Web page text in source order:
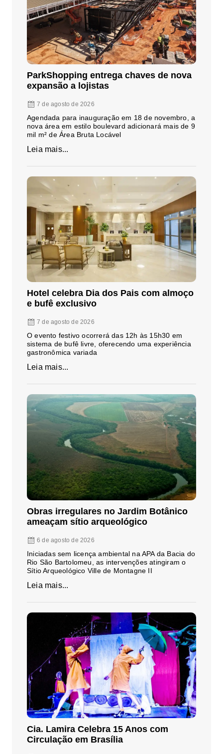
ParkShopping entrega chaves de nova
expansão a lojistas
7 de agosto de 2026
Agendada para inauguração em 18 de novembro, a
nova área em estilo boulevard adicionará mais de 9
mil m² de Área Bruta Locável
Leia mais...
Hotel celebra Dia dos Pais com almoço
e bufê exclusivo
7 de agosto de 2026
O evento festivo ocorrerá das 12h às 15h30 em
sistema de bufê livre, oferecendo uma experiência
gastronômica variada
Leia mais...
Obras irregulares no Jardim Botânico
ameaçam sítio arqueológico
6 de agosto de 2026
Iniciadas sem licença ambiental na APA da Bacia do
Rio São Bartolomeu, as intervenções atingiram o
Sítio Arqueológico Ville de Montagne II
Leia mais...
Cia. Lamira Celebra 15 Anos com
Circulação em Brasília